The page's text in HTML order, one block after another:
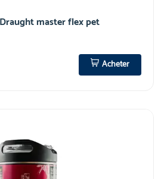
master flex pet
Acheter